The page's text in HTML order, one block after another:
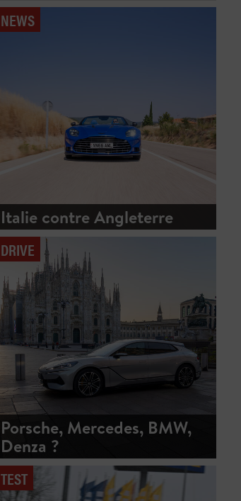
NEWS
Italie contre Angleterre
DRIVE
Porsche, Mercedes, BMW,
Denza ?
TEST